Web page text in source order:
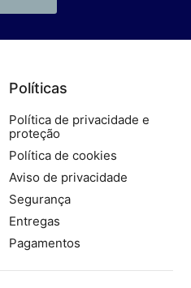
Políticas
Política de privacidade e
proteção
Política de cookies
Aviso de privacidade
Segurança
Entregas
Pagamentos